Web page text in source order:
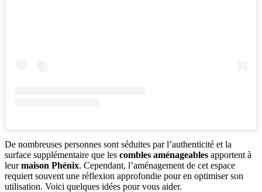
De nombreuses personnes sont séduites par l’authenticité et la
surface supplémentaire que les combles aménageables apportent à
leurmaison Phénix. Cependant, l’aménagement de cet espace
requiert souvent une réflexion approfondie pour en optimiser son
utilisation. Voici quelques idées pour vous aider.